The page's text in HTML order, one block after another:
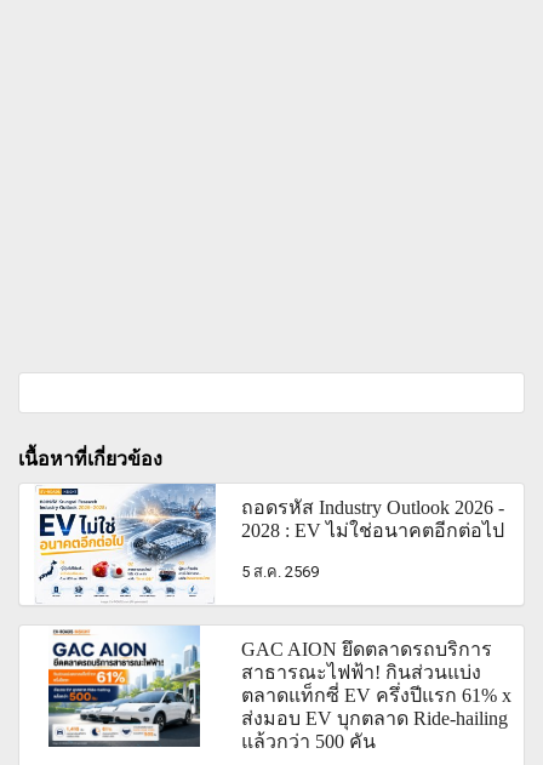
เนื้อหาที่เกี่ยวข้อง
ถอดรหัส Industry Outlook 2026 -
2028 : EV ไม่ใช่อนาคตอีกต่อไป
5 ส.ค. 2569
GAC AION ยึดตลาดรถบริการ
สาธารณะไฟฟ้า! กินส่วนแบ่ง
ตลาดแท็กซี่ EV ครึ่งปีแรก 61% x
ส่งมอบ EV บุกตลาด Ride-hailing
แล้วกว่า 500 คัน